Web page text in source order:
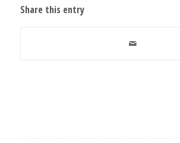
Share this entry